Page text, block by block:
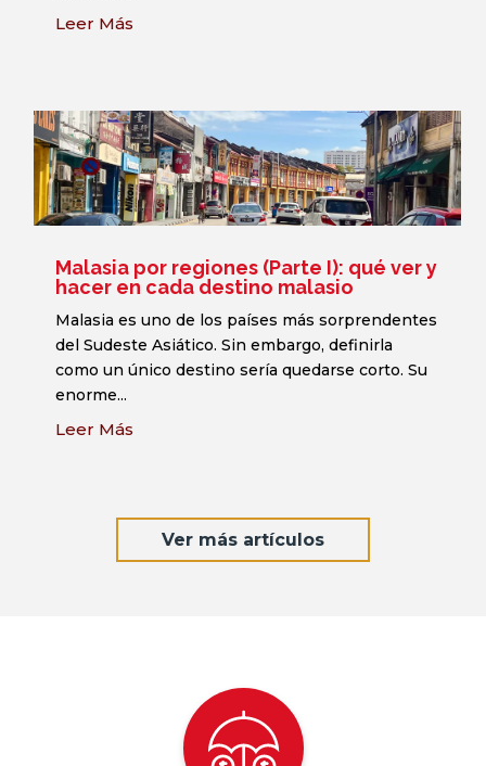
Leer Más
Malasia por regiones (Parte I): qué ver y
hacer en cada destino malasio
Malasia es uno de los países más sorprendentes
del Sudeste Asiático. Sin embargo, definirla
como un único destino sería quedarse corto. Su
enorme...
Leer Más
Ver más artículos